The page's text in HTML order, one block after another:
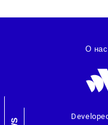
О нас